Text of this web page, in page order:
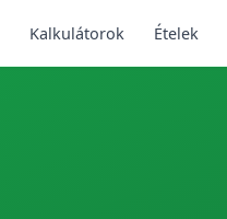
Kalkulátorok Ételek